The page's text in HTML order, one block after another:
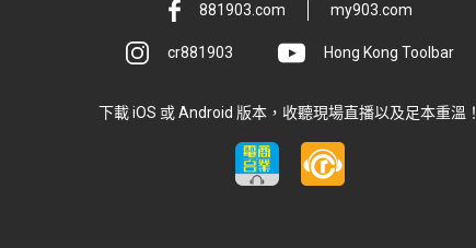
881903.com my903.com
cr881903 Hong Kong Toolbar
下載 iOS 或 Android 版本，收聽現場直播以及足本重溫！